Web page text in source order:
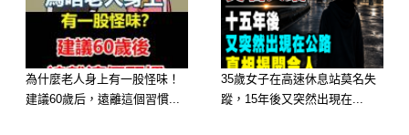
一切。
2026 運勢： 你的「儲蓄力」驚人。馬
年你會有很強的理財直覺，能成功避開
為什麼老人身上有一股怪味！
建議60歲后，遠離這個習慣...
35歲女子在高速休息站莫名失
蹤，15年後又突然出現在...